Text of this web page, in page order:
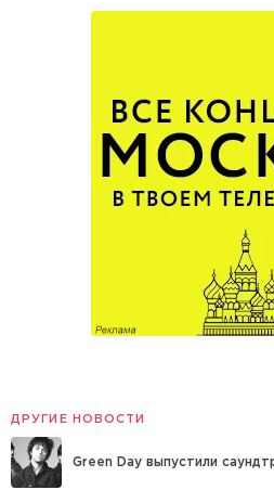
ДРУГИЕ НОВОСТИ
Green Day выпустили